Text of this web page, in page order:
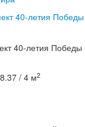
40-летия Победы
/ 4 м2